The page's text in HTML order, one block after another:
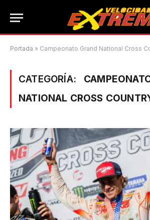
Portada » Campeonato Grand National Cross
CATEGORÍA:
NATIONAL CROSS